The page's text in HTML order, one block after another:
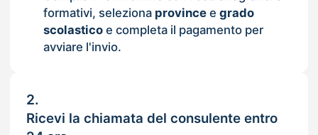
formativi, seleziona provincee grado
scolasticoe completa il pagamento per
avviare l'invio.
2.
Ricevi la chiamata del consulente entro